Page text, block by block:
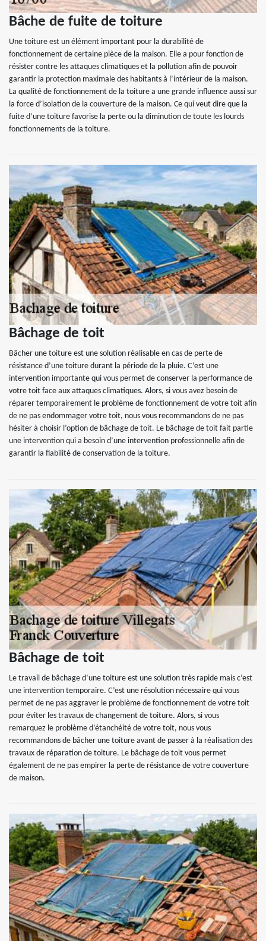
Bâche de fuite de toiture
Une toiture est un élément important pour la durabilité de
fonctionnement de certaine pièce de la maison. Elle a pour fonction de
résister contre les attaques climatiques et la pollution afin de pouvoir
garantir la protection maximale des habitants à l’intérieur de la maison.
La qualité de fonctionnement de la toiture a une grande influence aussi sur
la force d’isolation de la couverture de la maison. Ce qui veut dire que la
fuite d’une toiture favorise la perte ou la diminution de toute les lourds
fonctionnements de la toiture.
Bâchage de toit
Bâcher une toiture est une solution réalisable en cas de perte de
résistance d’une toiture durant la période de la pluie. C’est une
intervention importante qui vous permet de conserver la performance de
votre toit face aux attaques climatiques. Alors, si vous avez besoin de
réparer temporairement le problème de fonctionnement de votre toit afin
de ne pas endommager votre toit, nous vous recommandons de ne pas
hésiter à choisir l’option de bâchage de toit. Le bâchage de toit fait partie
une intervention qui a besoin d’une intervention professionnelle afin de
garantir la fiabilité de conservation de la toiture.
Bâchage de toit
Le travail de bâchage d’une toiture est une solution très rapide mais c’est
une intervention temporaire. C’est une résolution nécessaire qui vous
permet de ne pas aggraver le problème de fonctionnement de votre toit
pour éviter les travaux de changement de toiture. Alors, si vous
remarquez le problème d’étanchéité de votre toit, nous vous
recommandons de bâcher une toiture avant de passer à la réalisation des
travaux de réparation de toiture. Le bâchage de toit vous permet
également de ne pas empirer la perte de résistance de votre couverture
de maison.